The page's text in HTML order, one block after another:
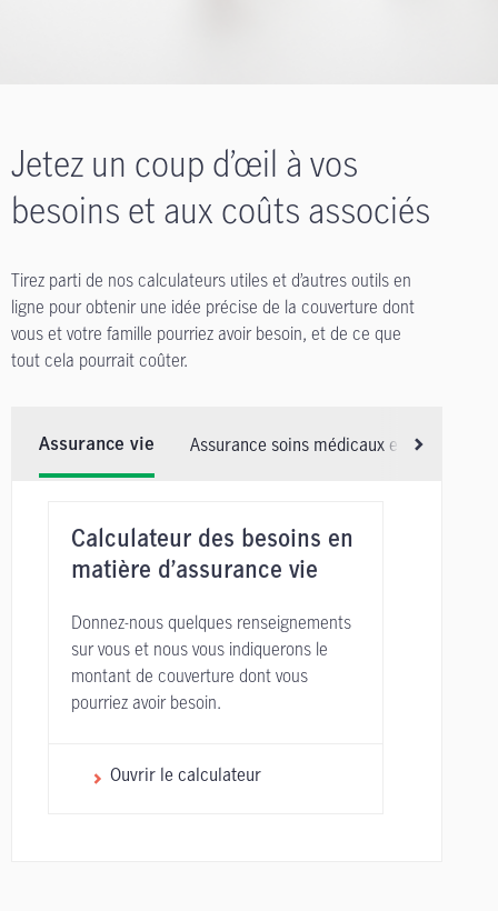
Jetez un coup d’œil à vos
besoins et aux coûts associés
Tirez parti de nos calculateurs utiles et d’autres outils en
ligne pour obtenir une idée précise de la couverture dont
vous et votre famille pourriez avoir besoin, et de ce que
tout cela pourrait coûter.
Faites
Assurance vie Assurance soins médicaux et soins
Calculateur des besoins en
matière d’assurance vie
Donnez-nous quelques renseignements
sur vous et nous vous indiquerons le
montant de couverture dont vous
pourriez avoir besoin.
Ouvrir le calculateur